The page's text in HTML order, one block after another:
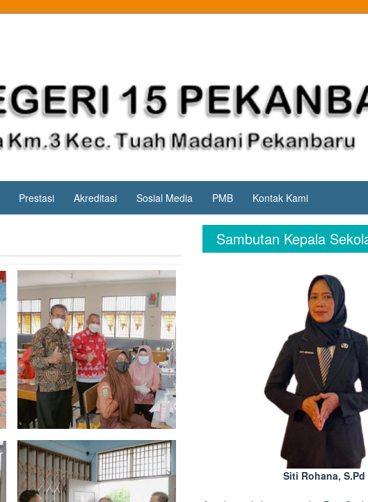
Prestasi Akreditasi Sosial Media PMB Kontak Kami
Sambutan Kepala
Siti Rohana, S.Pd